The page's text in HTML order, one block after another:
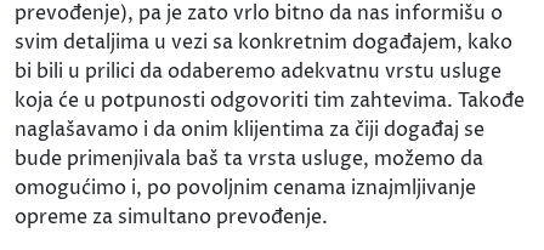
prevođenje), pa je zato vrlo bitno da nas informišu o
svim detaljima u vezi sa konkretnim događajem, kako
bi bili u prilici da odaberemo adekvatnu vrstu usluge
koja će u potpunosti odgovoriti tim zahtevima. Takođe
naglašavamo i da onim klijentima za čiji događaj se
bude primenjivala baš ta vrsta usluge, možemo da
omogućimo i, po povoljnim cenama iznajmljivanje
opreme za simultano prevođenje.